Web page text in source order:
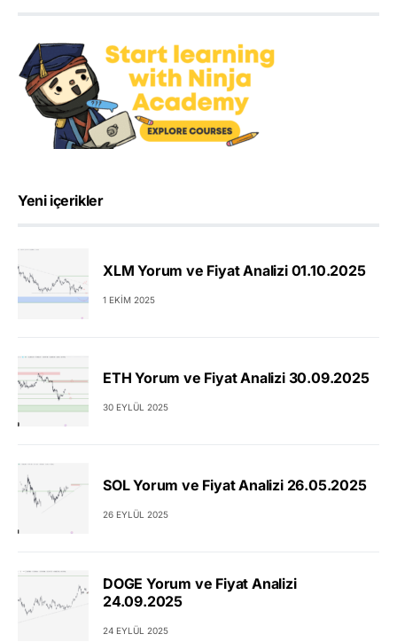
Yeni içerikler
XLM Yorum ve Fiyat Analizi 01.10.2025
1 EKIM 2025
ETH Yorum ve Fiyat Analizi 30.09.2025
30 EYLÜL 2025
SOL Yorum ve Fiyat Analizi 26.05.2025
26 EYLÜL 2025
DOGE Yorum ve Fiyat Analizi
24.09.2025
24 EYLÜL 2025